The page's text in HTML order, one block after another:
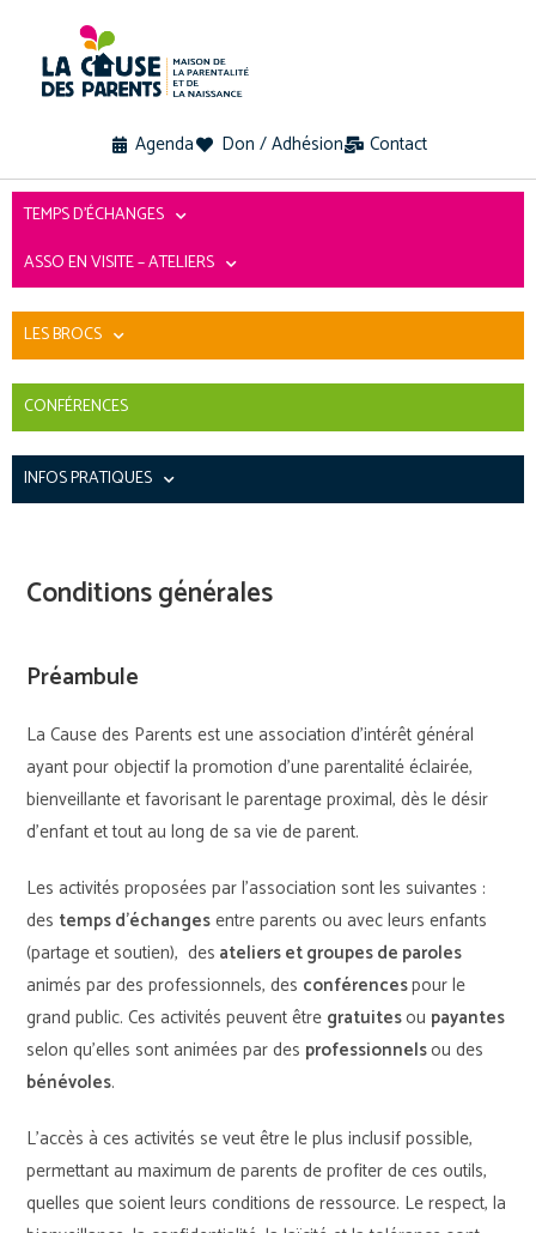
Agenda Don / Adhésion Contact
TEMPS D’ÉCHANGES
ASSO EN VISITE – ATELIERS
LES BROCS
CONFÉRENCES
INFOS PRATIQUES
Conditions générales
Préambule
La Cause des Parents est une association d’intérêt général
ayant pour objectif la promotion d’une parentalité éclairée,
bienveillante et favorisant le parentage proximal, dès le désir
d’enfant et tout au long de sa vie de parent.
Les activités proposées par l’association sont les suivantes :
des temps d’échangesentre parents ou avec leurs enfants
(partage et soutien), des ateliers et groupes de paroles
animés par des professionnels, des conférencespour le
grand public. Ces activités peuvent être gratuitesou payantes
selon qu’elles sont animées par des professionnelsou des
bénévoles.
L’accès à ces activités se veut être le plus inclusif possible,
permettant au maximum de parents de profiter de ces outils,
quelles que soient leurs conditions de ressource. Le respect, la